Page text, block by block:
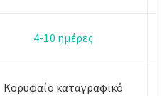
4-10 ημέρες
Κορυφαίο καταγραφικό